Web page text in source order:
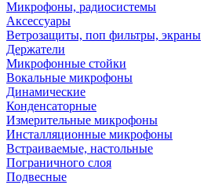
Микрофоны, радиосистемы
Аксессуары
Ветрозащиты, поп фильтры, экраны
Держатели
Микрофонные стойки
Вокальные микрофоны
Динамические
Конденсаторные
Измерительные микрофоны
Инсталляционные микрофоны
Встраиваемые, настольные
Пограничного слоя
Подвесные